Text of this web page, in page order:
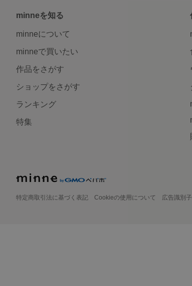
minneを知る
minneについて
minneで買いたい
作品をさがす
ショップをさがす
ランキング
特集
特定商取引法に基づく表記 Cookieの使用について 広告識別